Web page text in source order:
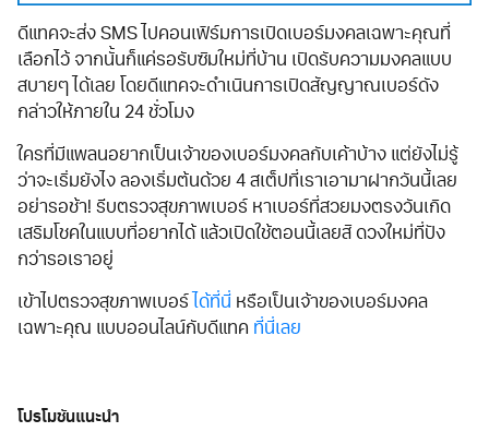
ดีแทคจะส่ง SMS ไปคอนเฟิร์มการเปิดเบอร์มงคลเฉพาะคุณที่
เลือกไว้ จากนั้นก็แค่รอรับซิมใหม่ที่บ้าน เปิดรับความมงคลแบบ
สบายๆ ได้เลย โดยดีแทคจะดำเนินการเปิดสัญญาณเบอร์ดัง
กล่าวให้ภายใน 24 ชั่วโมง
ใครที่มีแพลนอยากเป็นเจ้าของเบอร์มงคลกับเค้าบ้าง แต่ยังไม่รู้
ว่าจะเริ่มยังไง ลองเริ่มต้นด้วย 4 สเต็ปที่เราเอามาฝากวันนี้เลย
อย่ารอช้า! รีบตรวจสุขภาพเบอร์ หาเบอร์ที่สวยมงตรงวันเกิด
เสริมโชคในแบบที่อยากได้ แล้วเปิดใช้ตอนนี้เลยสิ ดวงใหม่ที่ปัง
กว่ารอเราอยู่
เข้าไปตรวจสุขภาพเบอร์ ได้ที่นี่ หรือเป็นเจ้าของเบอร์มงคล
เฉพาะคุณ แบบออนไลน์กับดีแทค ที่นี่เลย
โปรโมชันแนะนำ